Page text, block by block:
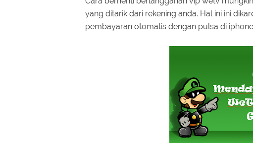
yang ditarik dari rekening anda. Hal ini ini
pembayaran otomatis dengan pulsa di